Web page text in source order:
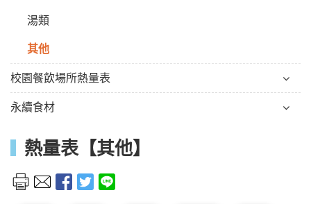
湯類
其他
校園餐飲場所熱量表
永續食材
熱量表【其他】